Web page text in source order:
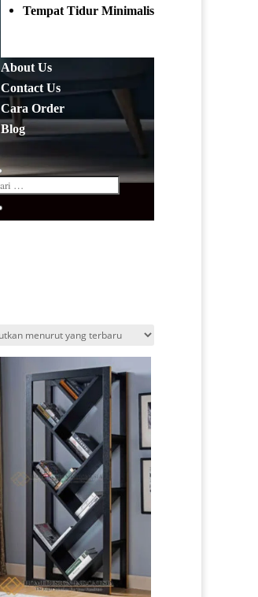
Tempat Tidur Minimalis
About Us
Contact Us
Cara Order
Blog